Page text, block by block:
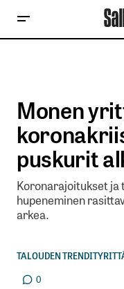
Monen
puskurit
Koronarajoitukset ja
hupeneminen
arkea.
TALOUDEN TRENDIT
0